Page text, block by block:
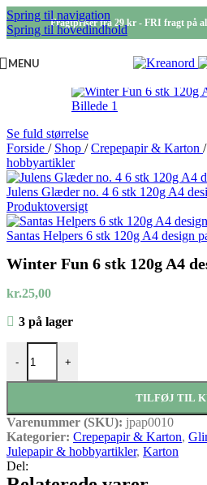
Spring til navigation
Spring til hovedindhold
Fragtpriser fra 29 kr - FRI fragt på
MENU
Se fuld størrelse
Forside / Shop / Crepepapir & Karton /
hobbyartikler
Julens Glæder no. 4 6 stk 120g A4
Produktoversigt
Santas Helpers 6 stk 120g A4 design
Winter Fun 6 stk 120g A4
kr.25,00
3 på lager
-
Winter Fun 6 stk 120g A4 design papir
+
TILFØJ TIL
Varenummer (SKU): jpap0010
Kategorier: Crepepapir & Karton,
Julepapir & hobbyartikler, Karton
Del: